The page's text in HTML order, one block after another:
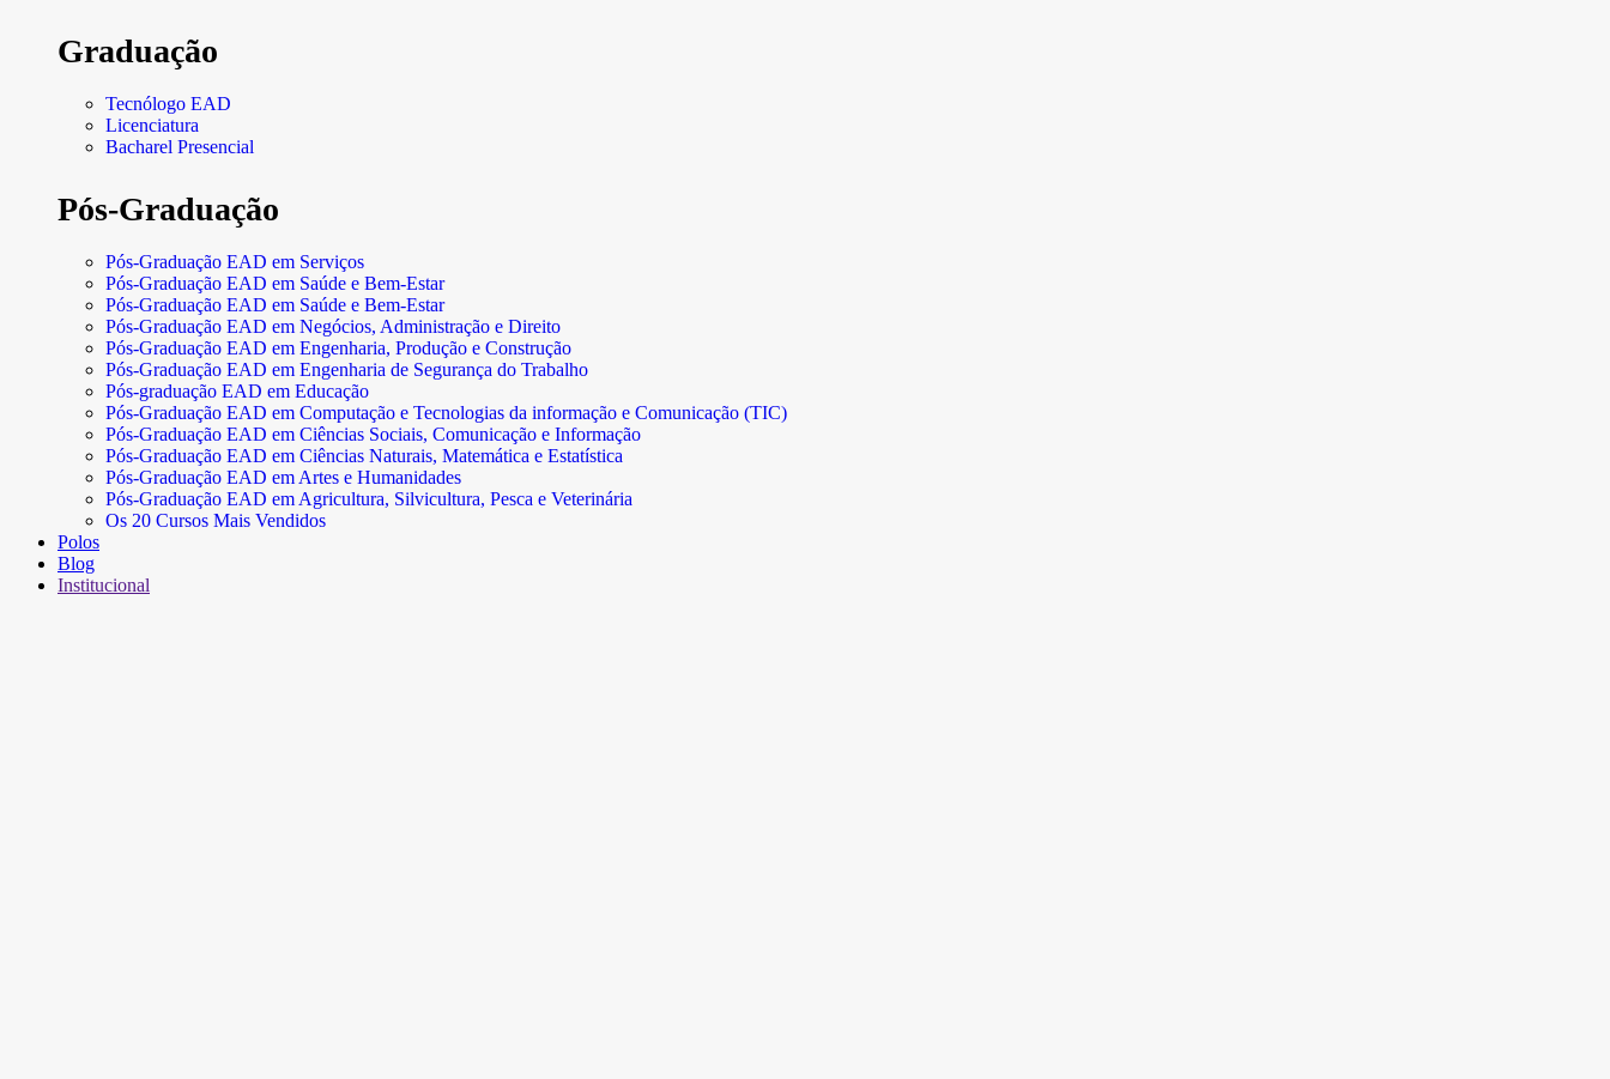
Graduação
Tecnólogo EAD
Licenciatura
Bacharel Presencial
Pós-Graduação
Pós-Graduação EAD em Serviços
Pós-Graduação EAD em Saúde e Bem-Estar
Pós-Graduação EAD em Saúde e Bem-Estar
Pós-Graduação EAD em Negócios, Administração e Direito
Pós-Graduação EAD em Engenharia, Produção e Construção
Pós-Graduação EAD em Engenharia de Segurança do Trabalho
Pós-graduação EAD em Educação
Pós-Graduação EAD em Computação e Tecnologias da informação e Comunicação (TIC)
Pós-Graduação EAD em Ciências Sociais, Comunicação e Informação
Pós-Graduação EAD em Ciências Naturais, Matemática e Estatística
Pós-Graduação EAD em Artes e Humanidades
Pós-Graduação EAD em Agricultura, Silvicultura, Pesca e Veterinária
Os 20 Cursos Mais Vendidos
Polos
Blog
Institucional